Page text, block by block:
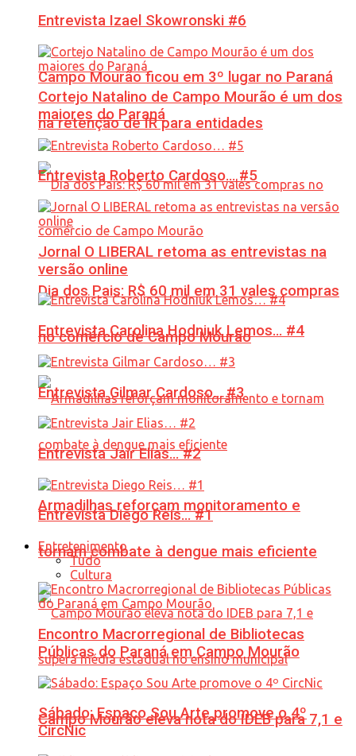
Campo Mourão ficou em 3º lugar no Paraná
na retenção de IR para entidades
Dia dos Pais: R$ 60 mil em 31 vales compras
no comércio de Campo Mourão
Armadilhas reforçam monitoramento e
tornam combate à dengue mais eficiente
Campo Mourão eleva nota do IDEB para 7,1 e
Entrevista Izael Skowronski #6
Cortejo Natalino de Campo Mourão é um dos
maiores do Paraná
Entrevista Roberto Cardoso… #5
Jornal O LIBERAL retoma as entrevistas na
versão online
Entrevista Carolina Hodniuk Lemos… #4
Entrevista Gilmar Cardoso… #3
Entrevista Jair Elias… #2
Entrevista Diego Reis… #1
Entretenimento
Tudo
Cultura
Encontro Macrorregional de Bibliotecas
Públicas do Paraná em Campo Mourão
Sábado: Espaço Sou Arte promove o 4º
CircNic